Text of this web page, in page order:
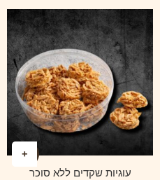
עוגיות שקדים ללא סוכר